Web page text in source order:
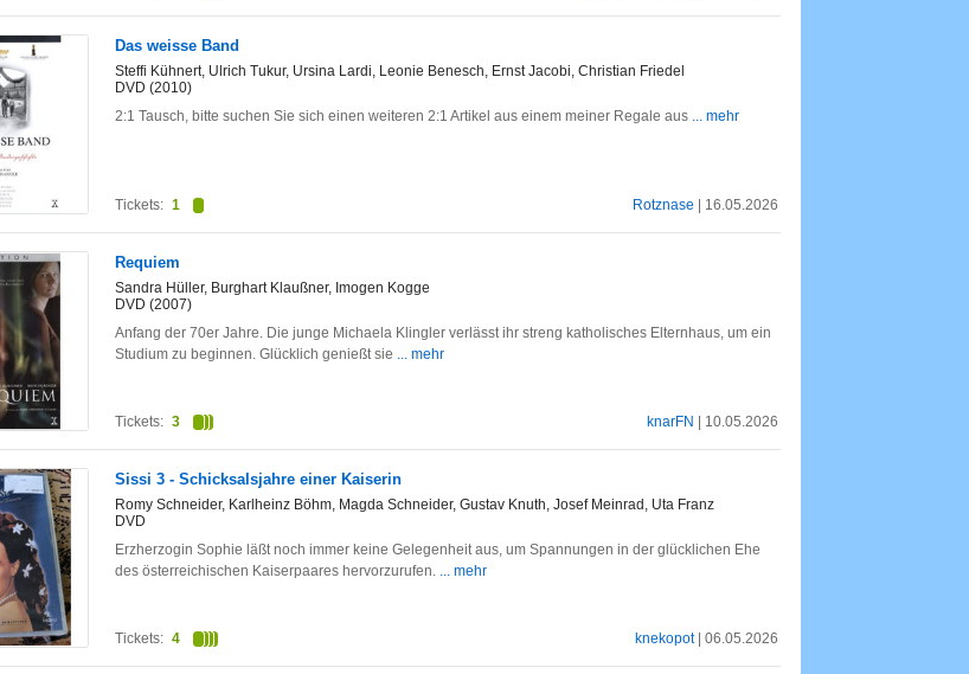
Das weisse Band
Steffi Kühnert, Ulrich Tukur, Ursina Lardi, Leonie Benesch, Ernst Jacobi, Christian Friedel
DVD (2010)
2:1 Tausch, bitte suchen Sie sich einen weiteren 2:1 Artikel aus einem meiner Regale aus ... mehr
Rotznase | 16.05.2026
Tickets: 1
Requiem
Sandra Hüller, Burghart Klaußner, Imogen Kogge
DVD (2007)
Anfang der 70er Jahre. Die junge Michaela Klingler verlässt ihr streng katholisches Elternhaus, um ein
Studium zu beginnen. Glücklich genießt sie ... mehr
knarFN | 10.05.2026
Tickets: 3
Sissi 3 - Schicksalsjahre einer Kaiserin
Romy Schneider, Karlheinz Böhm, Magda Schneider, Gustav Knuth, Josef Meinrad, Uta Franz
DVD
Erzherzogin Sophie läßt noch immer keine Gelegenheit aus, um Spannungen in der glücklichen Ehe
des österreichischen Kaiserpaares hervorzurufen. ... mehr
knekopot| 06.05.2026
Tickets: 4